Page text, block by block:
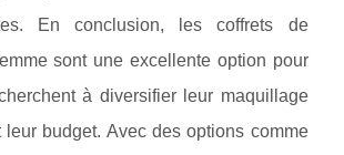
En conclusion, les coffrets de
sont une excellente option pour
à diversifier leur maquillage
leur budget. Avec des options comme